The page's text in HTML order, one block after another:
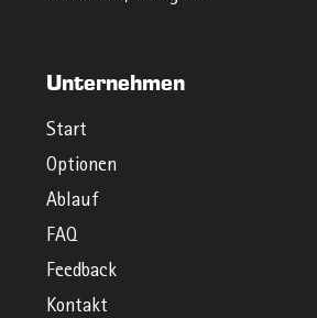
Unternehmen
Start
Optionen
Ablauf
FAQ
Feedback
Kontakt